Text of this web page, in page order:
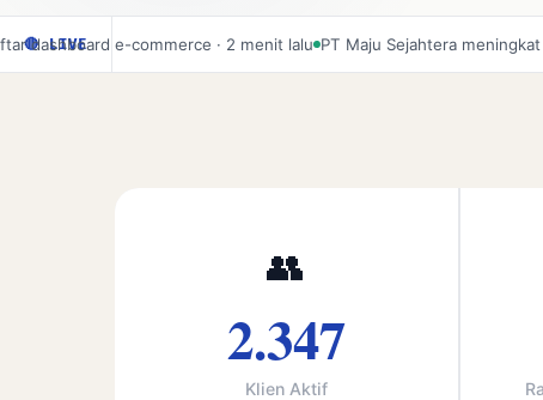
🔴 LIVE
e-commerce · 2 menit lalu PT Maju Sejahtera meningkat omzet
👥
2.347
Klien Aktif